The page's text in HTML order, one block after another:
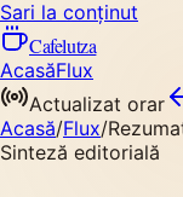
Sari la conținut
Cafelutza
AcasăFlux
Actualizat orar
Acasă/Flux/
Sinteză editorială